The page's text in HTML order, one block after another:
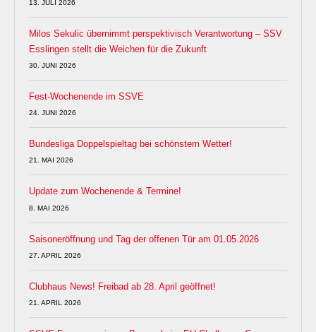
13. JULI 2026
Milos Sekulic übernimmt perspektivisch Verantwortung – SSV
Esslingen stellt die Weichen für die Zukunft
30. JUNI 2026
Fest-Wochenende im SSVE
24. JUNI 2026
Bundesliga Doppelspieltag bei schönstem Wetter!
21. MAI 2026
Update zum Wochenende & Termine!
8. MAI 2026
Saisoneröffnung und Tag der offenen Tür am 01.05.2026
27. APRIL 2026
Clubhaus News! Freibad ab 28. April geöffnet!
21. APRIL 2026